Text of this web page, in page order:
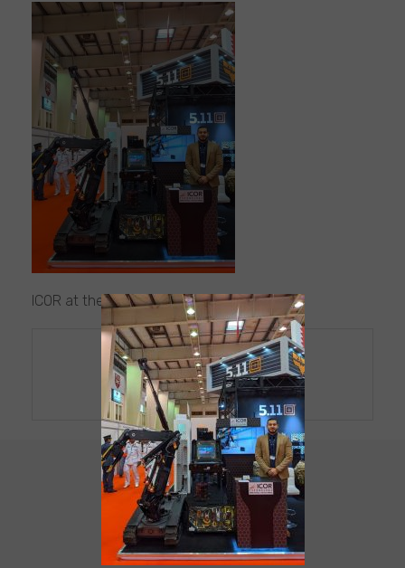
Bahrain
ICOR at the Bahrain BIDEC
NAVIGATION
L’ARTICLE
BAHRAIN
SOUTIEN À LA CLIENTÈLE
BESOIN D'AIDE ?